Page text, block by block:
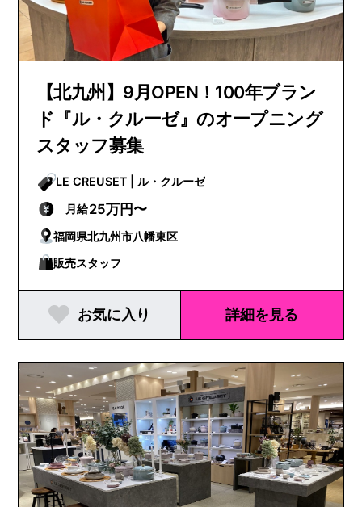
【北九州】9月OPEN！100年ブラン
ド『ル・クルーゼ』のオープニング
スタッフ募集
LE CREUSET | ル・クルーゼ
月給25万円〜
福岡県北九州市八幡東区
販売スタッフ
お気に入り 詳細を見る